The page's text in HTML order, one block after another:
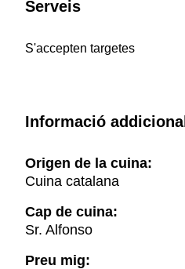
Serveis
S'accepten targetes
Informació addicional
Origen de la cuina:
Cuina catalana
Cap de cuina:
Sr. Alfonso
Preu mig: